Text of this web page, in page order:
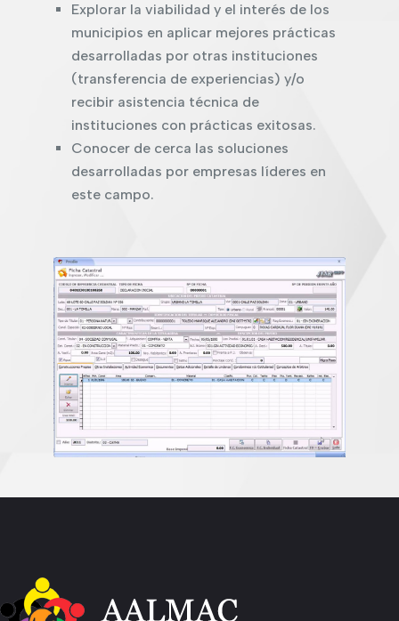
Explorar la viabilidad y el interés de los
municipios en aplicar mejores prácticas
desarrolladas por otras instituciones
(transferencia de experiencias) y/o
recibir asistencia técnica de
instituciones con prácticas exitosas.
Conocer de cerca las soluciones
desarrolladas por empresas líderes en
este campo.